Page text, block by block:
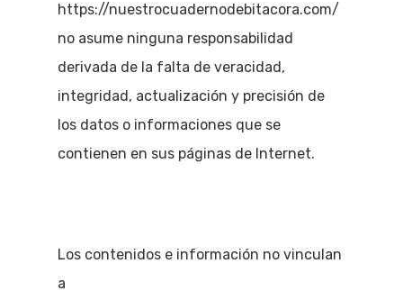
https://nuestrocuadernodebitacora.com/
no asume ninguna responsabilidad
derivada de la falta de veracidad,
integridad, actualización y precisión de
los datos o informaciones que se
contienen en sus páginas de Internet.
Los contenidos e información no vinculan
a